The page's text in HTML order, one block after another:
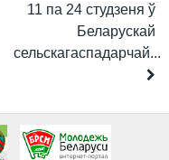
11 па 24 студзеня ў
Беларускай
сельскагаспадарчай...